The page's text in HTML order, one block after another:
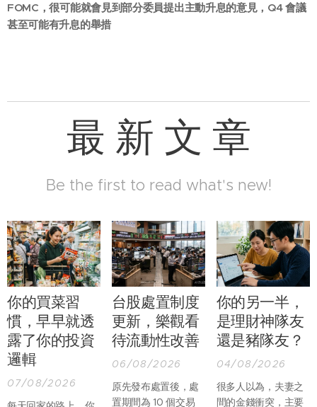
FOMC，很可能就會見到部分委員提出主動升息的意見，Q4 會議
甚至可能有升息的舉措
最 新 文 章
Be the first to read what's new!
你的買菜習
慣，早早就透
露了你的投資
邏輯
07/08/2026
台股處置制度
更新，樂觀看
待流動性改善
06/08/2026
原先發布處置後，處
置期間為 10 個交易
你的另一半，
是理財神隊友
還是豬隊友？
04/08/2026
很多人以為，夫妻之
間的金錢衝突，主要